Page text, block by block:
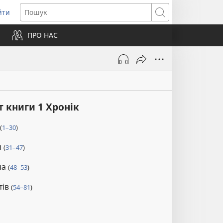
Пошук
ПРО НАС
книги 1 Хронік
(1–30)
(31–47)
(48–53)
(54–81)